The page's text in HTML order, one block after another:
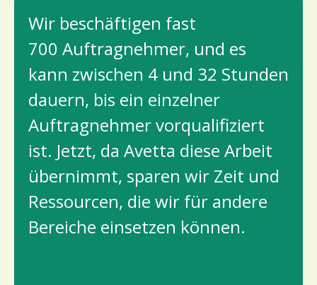
Wir beschäftigen fast
700 Auftragnehmer, und es
kann zwischen 4 und 32 Stunden
dauern, bis ein einzelner
Auftragnehmer vorqualifiziert
ist. Jetzt, da Avetta diese Arbeit
übernimmt, sparen wir Zeit und
Ressourcen, die wir für andere
Bereiche einsetzen können.